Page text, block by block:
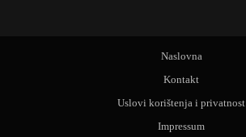
Naslovna
Kontakt
Uslovi korištenja i privatnost
Impressum